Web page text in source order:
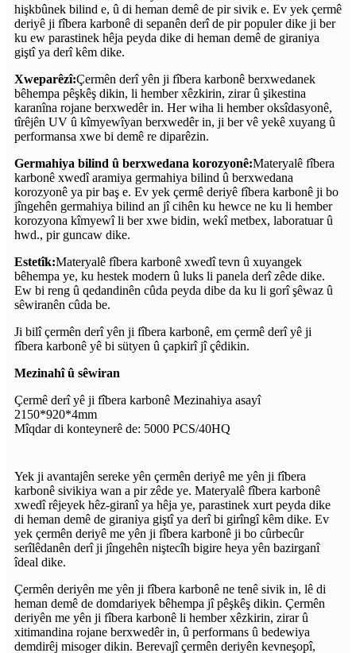
hişkbûnek bilind e, û di heman demê de pir sivik e. Ev yek çermê
deriyê ji fîbera karbonê di sepanên derî de pir populer dike ji ber
ku ew parastinek hêja peyda dike di heman demê de giraniya
giştî ya derî kêm dike.
Xweparêzî:Çermên derî yên ji fîbera karbonê berxwedanek
bêhempa pêşkêş dikin, li hember xêzkirin, zirar û şikestina
karanîna rojane berxwedêr in. Her wiha li hember oksîdasyonê,
tîrêjên UV û kîmyewîyan berxwedêr in, ji ber vê yekê xuyang û
performansa xwe bi demê re diparêzin.
Germahiya bilind û berxwedana korozyonê:Materyalê fîbera
karbonê xwedî aramiya germahiya bilind û berxwedana
korozyonê ya pir baş e. Ev yek çermê deriyê fîbera karbonê ji bo
jîngehên germahiya bilind an jî cihên ku hewce ne ku li hember
korozyona kîmyewî li ber xwe bidin, wekî metbex, laboratuar û
hwd., pir guncaw dike.
Estetîk:Materyalê fîbera karbonê xwedî tevn û xuyangek
bêhempa ye, ku hestek modern û luks li panela derî zêde dike.
Ew bi reng û qedandinên cûda peyda dibe da ku li gorî şêwaz û
sêwiranên cûda be.
Ji bilî çermên derî yên ji fîbera karbonê, em çermê derî yê ji
fîbera karbonê yê bi sütyen û çapkirî jî çêdikin.
Mezinahî û sêwiran
Çermê derî yê ji fîbera karbonê Mezinahiya asayî
2150*920*4mm
Mîqdar di konteynerê de: 5000 PCS/40HQ
Yek ji avantajên sereke yên çermên deriyê me yên ji fîbera
karbonê sivikiya wan a pir zêde ye. Materyalê fîbera karbonê
xwedî rêjeyek hêz-giranî ya hêja ye, parastinek xurt peyda dike
di heman demê de giraniya giştî ya derî bi girîngî kêm dike. Ev
yek çermên deriyê me yên ji fîbera karbonê ji bo cûrbecûr
serîlêdanên derî ji jîngehên niştecîh bigire heya yên bazirganî
îdeal dike.
Çermên deriyên me yên ji fîbera karbonê ne tenê sivik in, lê di
heman demê de domdariyek bêhempa jî pêşkêş dikin. Çermên
deriyên me yên ji fîbera karbonê li hember xêzkirin, zirar û
xitimandina rojane berxwedêr in, û performans û bedewiya
demdirêj misoger dikin. Berevajî çermên deriyên kevneşopî,